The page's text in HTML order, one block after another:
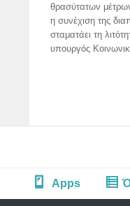
θρασύτατων
η συνέχιση της
σταματάει τη
υπουργός
Apps